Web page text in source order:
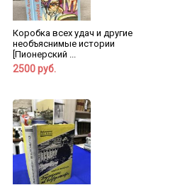
Коробка всех удач и другие
необъяснимые истории
[Пионерский ...
2500 руб.